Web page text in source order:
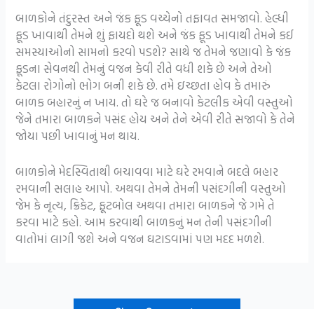
બાળકોને તંદુરસ્ત અને જંક ફૂડ વચ્ચેનો તફાવત સમજાવો. હેલ્ધી
ફૂડ ખાવાથી તેમને શું ફાયદો થશે અને જંક ફૂડ ખાવાથી તેમને કઈ
સમસ્યાઓનો સામનો કરવો પડશે? સાથે જ તેમને જણાવો કે જંક
ફૂડના સેવનથી તેમનું વજન કેવી રીતે વધી શકે છે અને તેઓ
કેટલા રોગોનો ભોગ બની શકે છે.તમે ઇચ્છતા હોવ કે તમારું
બાળક બહારનું ન ખાય. તો ઘરે જ બનાવો કેટલીક એવી વસ્તુઓ
જેને તમારા બાળકને પસંદ હોય અને તેને એવી રીતે સજાવો કે તેને
જોયા પછી ખાવાનું મન થાય.
બાળકોને મેદસ્વિતાથી બચાવવા માટે ઘરે રમવાને બદલે બહાર
રમવાની સલાહ આપો. અથવા તેમને તેમની પસંદગીની વસ્તુઓ
જેમ કે નૃત્ય, ક્રિકેટ, ફૂટબોલ અથવા તમારા બાળકને જે ગમે તે
કરવા માટે કહો. આમ કરવાથી બાળકનું મન તેની પસંદગીની
વાતોમાં લાગી જશે અને વજન ઘટાડવામાં પણ મદદ મળશે.